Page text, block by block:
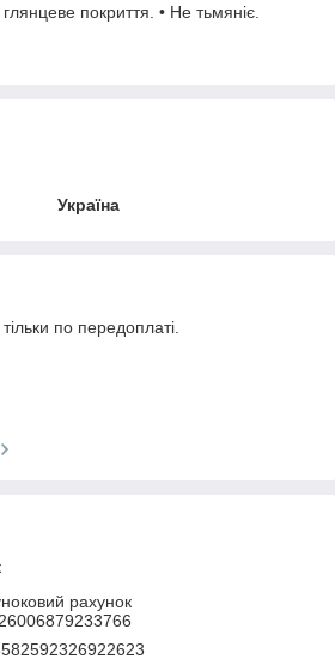
покриття. • Не тьмяніє.
Україна
по передоплаті.
рахунок